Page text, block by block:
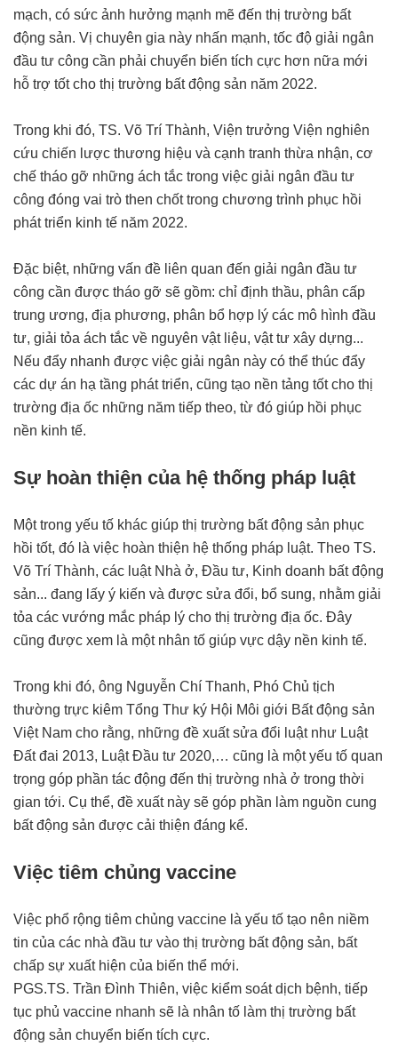
mạch, có sức ảnh hưởng mạnh mẽ đến thị trường bất
động sản. Vị chuyên gia này nhấn mạnh, tốc độ giải ngân
đầu tư công cần phải chuyển biến tích cực hơn nữa mới
hỗ trợ tốt cho thị trường bất động sản năm 2022.
Trong khi đó, TS. Võ Trí Thành, Viện trưởng Viện nghiên
cứu chiến lược thương hiệu và cạnh tranh thừa nhận, cơ
chế tháo gỡ những ách tắc trong việc giải ngân đầu tư
công đóng vai trò then chốt trong chương trình phục hồi
phát triển kinh tế năm 2022.
Đặc biệt, những vấn đề liên quan đến giải ngân đầu tư
công cần được tháo gỡ sẽ gồm: chỉ định thầu, phân cấp
trung ương, địa phương, phân bổ hợp lý các mô hình đầu
tư, giải tỏa ách tắc về nguyên vật liệu, vật tư xây dựng...
Nếu đẩy nhanh được việc giải ngân này có thể thúc đẩy
các dự án hạ tầng phát triển, cũng tạo nền tảng tốt cho thị
trường địa ốc những năm tiếp theo, từ đó giúp hồi phục
nền kinh tế.
Sự hoàn thiện của hệ thống pháp luật
Một trong yếu tố khác giúp thị trường bất động sản phục
hồi tốt, đó là việc hoàn thiện hệ thống pháp luật. Theo TS.
Võ Trí Thành, các luật Nhà ở, Đầu tư, Kinh doanh bất động
sản... đang lấy ý kiến và được sửa đổi, bổ sung, nhằm giải
tỏa các vướng mắc pháp lý cho thị trường địa ốc. Đây
cũng được xem là một nhân tố giúp vực dậy nền kinh tế.
Trong khi đó, ông Nguyễn Chí Thanh, Phó Chủ tịch
thường trực kiêm Tổng Thư ký Hội Môi giới Bất động sản
Việt Nam cho rằng, những đề xuất sửa đổi luật như Luật
Đất đai 2013, Luật Đầu tư 2020,… cũng là một yếu tố quan
trọng góp phần tác động đến thị trường nhà ở trong thời
gian tới. Cụ thể, đề xuất này sẽ góp phần làm nguồn cung
bất động sản được cải thiện đáng kể.
Việc tiêm chủng vaccine
Việc phổ rộng tiêm chủng vaccine là yếu tố tạo nên niềm
tin của các nhà đầu tư vào thị trường bất động sản, bất
chấp sự xuất hiện của biến thể mới.
PGS.TS. Trần Đình Thiên, việc kiểm soát dịch bệnh, tiếp
tục phủ vaccine nhanh sẽ là nhân tố làm thị trường bất
động sản chuyển biến tích cực.